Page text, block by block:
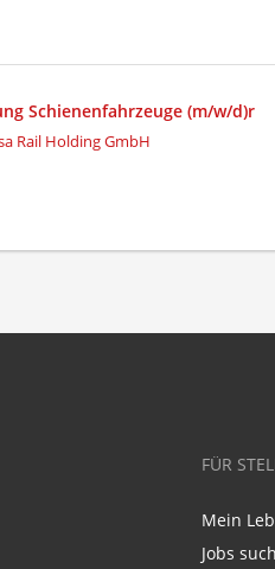
Schienenfahrzeuge (m/w/d)r
Rail Holding GmbH
FÜR
Mein
Jobs